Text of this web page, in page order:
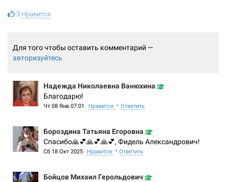
3 Нравится
Для того чтобы оставить комментарий —
авторизуйтесь
Надежда Николаевна Ванюхина
Благодарю!
Чт 08 Янв 07:01 Нравится • Ответить
Бороздина Татьяна Егоровна
Спасибо🙏💕🙏💕🙏💕, Фидель Александрович!
Сб 18 Окт 2025 Нравится • Ответить
Бойцов Михаил Герольдович